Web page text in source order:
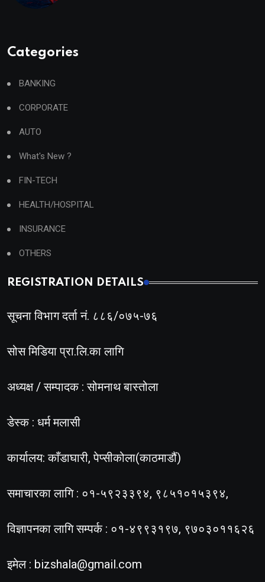
Categories
BANKING
CORPORATE
AUTO
What's New ?
FIN-TECH
HEALTH/HOSPITAL
INSURANCE
OTHERS
REGISTRATION DETAILS
सूचना विभाग दर्ता नं. ८८६/०७५-७६
सोस मिडिया प्रा.लि.का लागि
अध्यक्ष / सम्पादक : सोमनाथ बास्तोला
डेस्क : धर्म मलासी
कार्यालय: काँडाघारी, पेप्सीकोला(काठमाडौं)
समाचारका लागि : ०१-५९२३३९४, ९८५१०१५३९४,
विज्ञापनका लागि सम्पर्क : ०१-४९९३१९७, ९७०३०११६२६
इमेल : bizshala@gmail.com